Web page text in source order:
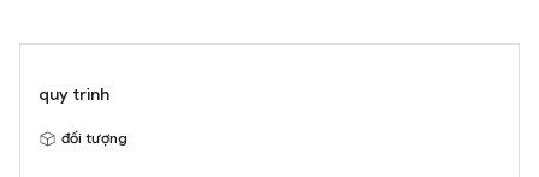
quy trình
đối tượng